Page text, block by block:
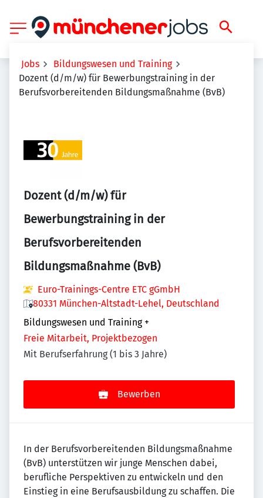
Jobs
Bildungswesen und Training
Dozent (d/m/w) für Bewerbungstraining in der
Berufsvorbereitenden Bildungsmaßnahme (BvB)
Dozent (d/m/w) für
Bewerbungstraining in der
Berufsvorbereitenden
Bildungsmaßnahme (BvB)
Euro-Trainings-Centre ETC gGmbH
80331 München-Altstadt-Lehel, Deutschland
Bildungswesen und Training +
Freie Mitarbeit, Projektbezogen
Mit Berufserfahrung (1 bis 3 Jahre)
Bewerben
In der Berufsvorbereitenden Bildungsmaßnahme
(BvB) unterstützen wir junge Menschen dabei,
berufliche Perspektiven zu entwickeln und den
Einstieg in eine Berufsausbildung zu schaffen. Die